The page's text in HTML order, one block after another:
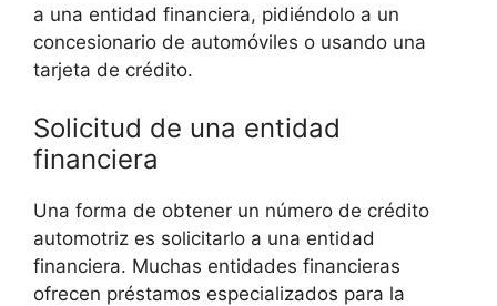
a una entidad financiera, pidiéndolo a un
concesionario de automóviles o usando una
tarjeta de crédito.
Solicitud de una entidad
financiera
Una forma de obtener un número de crédito
automotriz es solicitarlo a una entidad
financiera. Muchas entidades financieras
ofrecen préstamos especializados para la